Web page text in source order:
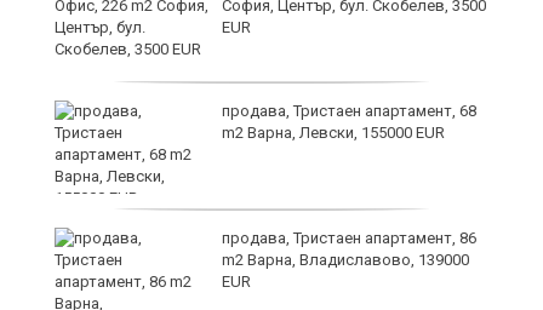
София, Център, бул. Скобелев, 3500
EUR
продава, Тристаен апартамент, 68
m2 Варна, Левски, 155000 EUR
продава, Тристаен апартамент, 86
m2 Варна, Владиславово, 139000
EUR